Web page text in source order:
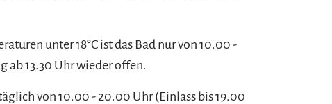
unter 18°C ist das Bad nur von 10.00 -
ab 13.30 Uhr wieder offen.
von 10.00 - 20.00 Uhr (Einlass bis 19.00